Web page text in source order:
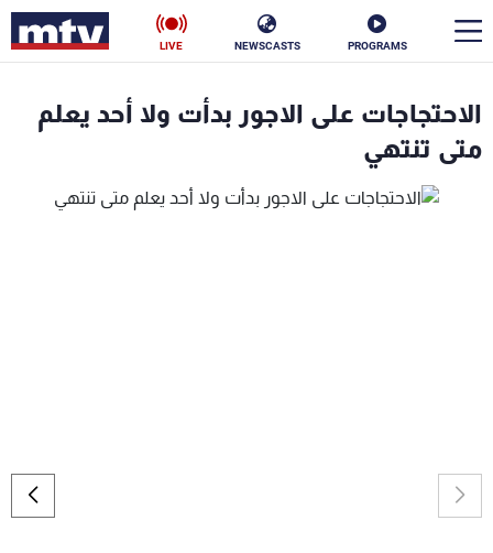
PROGRAMS
NEWSCASTS
LIVE
الاحتجاجات على الاجور بدأت ولا أحد يعلم
متى تنتهي
الأخبار
سياسة ناس
جدول البرامج
شاهد البرامج